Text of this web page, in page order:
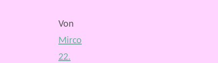
Von
Mirco
22.